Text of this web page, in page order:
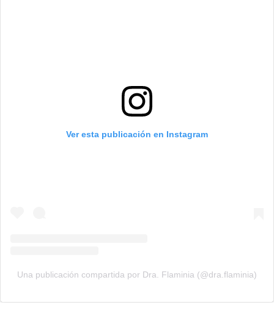
Ver esta publicación en Instagram
Una publicación compartida por Dra. Flaminia (@dra.flaminia)